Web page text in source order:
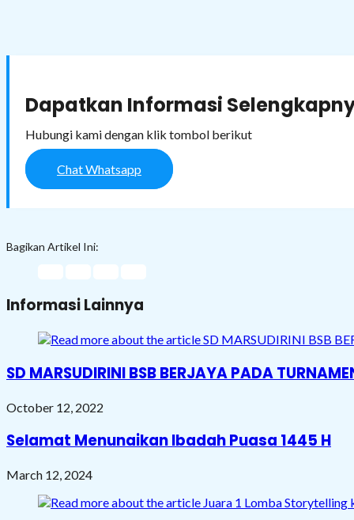
Dapatkan Informasi
Hubungi kami dengan klik tombol berikut
Chat Whatsapp
Bagikan Artikel Ini:
Informasi Lainnya
SD MARSUDIRINI BSB BERJAYA PADA
October 12, 2022
Selamat Menunaikan Ibadah Puasa 1445 H
March 12, 2024